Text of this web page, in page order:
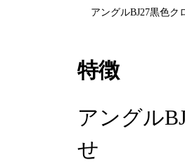
アングルBJ27黒色ク
特徴
アングル
せ